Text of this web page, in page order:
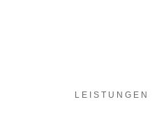
LEISTUNGEN